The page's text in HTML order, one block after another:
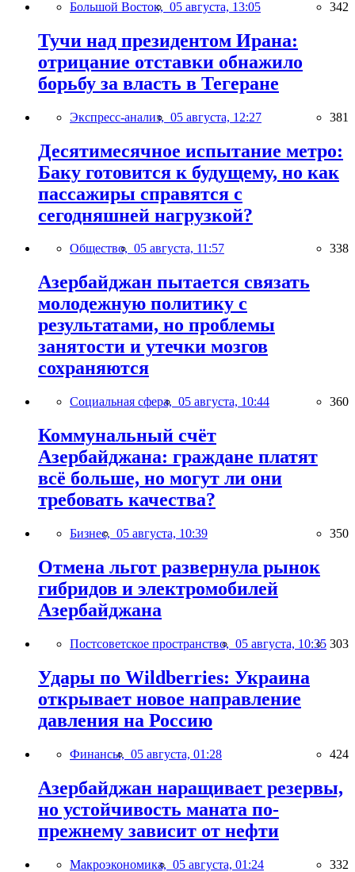
Большой Восток, 05 августа, 13:05 342
Тучи над президентом Ирана:
отрицание отставки обнажило
борьбу за власть в Тегеране
Экспресс-анализ, 05 августа, 12:27 381
Десятимесячное испытание метро:
Баку готовится к будущему, но как
пассажиры справятся с
сегодняшней нагрузкой?
Общество, 05 августа, 11:57 338
Азербайджан пытается связать
молодежную политику с
результатами, но проблемы
занятости и утечки мозгов
сохраняются
Социальная сфера, 05 августа, 10:44 360
Коммунальный счёт
Азербайджана: граждане платят
всё больше, но могут ли они
требовать качества?
Бизнес, 05 августа, 10:39 350
Отмена льгот развернула рынок
гибридов и электромобилей
Азербайджана
Постсоветское пространство, 05 августа, 10:35 303
Удары по Wildberries: Украина
открывает новое направление
давления на Россию
Финансы, 05 августа, 01:28 424
Азербайджан наращивает резервы,
но устойчивость маната по-
прежнему зависит от нефти
Макроэкономика, 05 августа, 01:24 332